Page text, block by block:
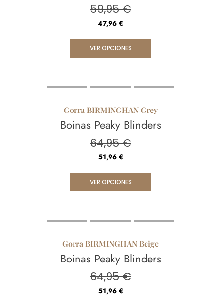
59,95€
47,96 €
VER OPCIONES
Gorra BIRMINGHAN Grey
Boinas Peaky Blinders
64,95€
51,96 €
VER OPCIONES
Gorra BIRMINGHAN Beige
Boinas Peaky Blinders
64,95€
51,96 €